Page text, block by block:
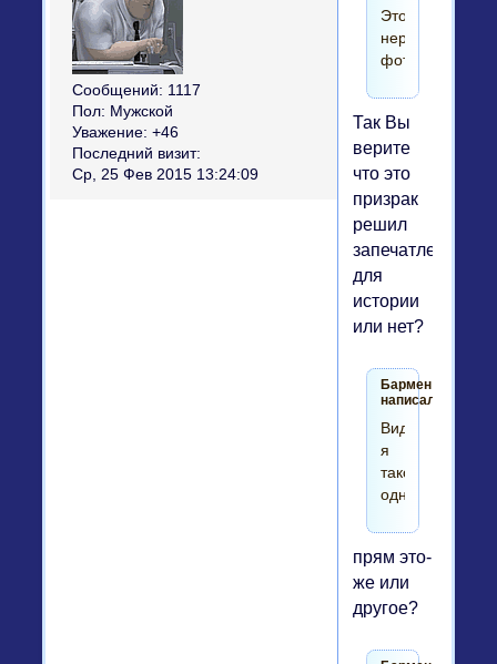
Сообщений: 1117
Пол: Мужской
Уважение: +46
Последний визит:
Ср, 25 Фев 2015 13:24:09
Это
нереальное
фото.
Так Вы
верите
что это
призрак
решил
запечатлеться
для
истории
или нет?
Бармен
написал(а):
Видел
я
такое
одно.
прям это-
же или
другое?